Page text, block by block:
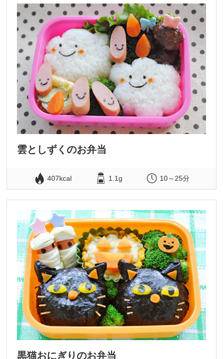
雲としずくのお弁当
407kcal 1.1g 10～25分
黒猫おにぎりのお弁当